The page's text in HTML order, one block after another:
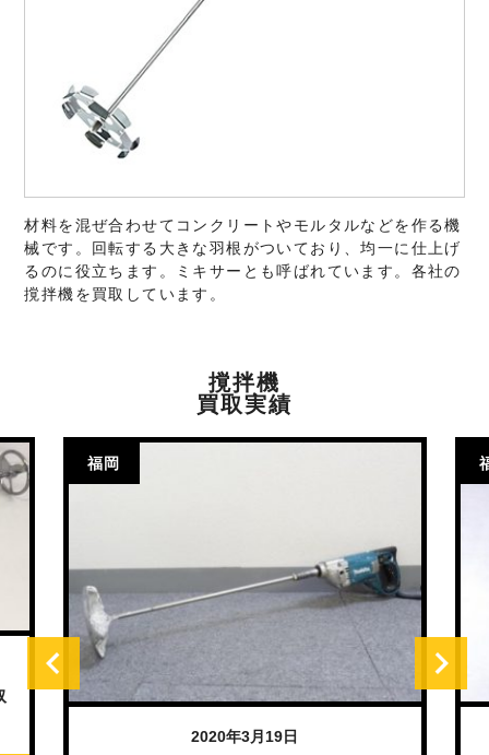
材料を混ぜ合わせてコンクリートやモルタルなどを作る機
械です。回転する大きな羽根がついており、均一に仕上げ
るのに役立ちます。ミキサーとも呼ばれています。各社の
撹拌機を買取しています。
撹拌機
買取実績
福岡
2020年3月19日